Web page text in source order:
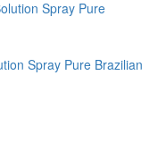
Spray Pure Brazilian